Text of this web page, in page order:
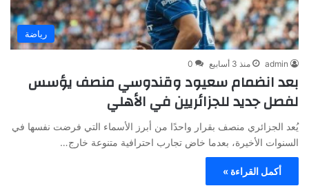
رياضة
admin منذ 3 أسابيع 0
بعد انضمام سعيود وقندوسي منصف يؤسس
لفصل جديد للجزائريين في الأهلي
يُعد الجزائري منصف بقرار واحدًا من أبرز الأسماء التي فرضت نفسها في
السنوات الأخيرة، بعدما خاض تجارب احترافية متنوعة خارج…
أكمل القراءة »